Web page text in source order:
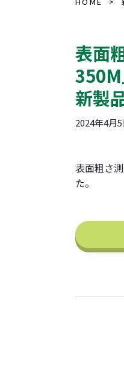
表面
350M
新製
2024年4月5
表面粗さ
た。